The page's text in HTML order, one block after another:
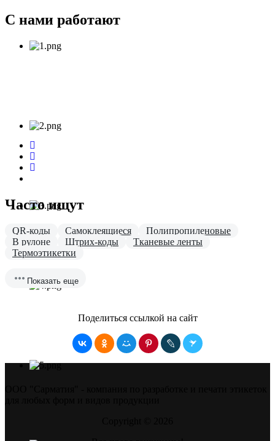
С нами работают
Часто ищут
QR-коды Самоклеящиеся
Полипропиленовые
В рулоне
Штрих-коды
Тканевые ленты
Термоэтикетки
Показать еще
Поделиться ссылкой на сайт